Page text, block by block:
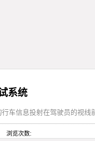
系统
车信息投射在驾驶员的视线
浏览次数: